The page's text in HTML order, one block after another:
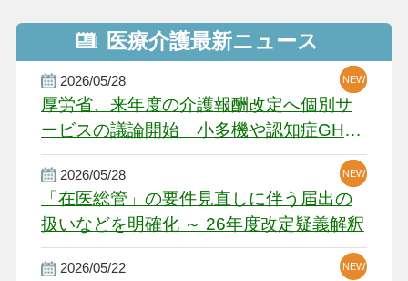
医療介護最新ニュース
2026/05/28
厚労省、来年度の介護報酬改定へ個別サ
ービスの議論開始 小多機や認知症GH、
厳しい経営環境に危機感
NEW
NEW
NEW
2026/05/28
「在医総管」の要件見直しに伴う届出の
扱いなどを明確化 ～ 26年度改定疑義解釈
NEW
NEW
2026/05/22 NEW